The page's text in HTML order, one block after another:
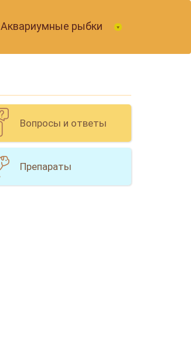
Аквариумные рыбки
Вопросы и ответы
Препараты